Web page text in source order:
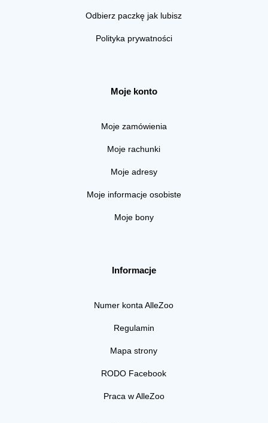
Odbierz paczkę jak lubisz
Polityka prywatności
Moje konto
Moje zamówienia
Moje rachunki
Moje adresy
Moje informacje osobiste
Moje bony
Informacje
Numer konta AlleZoo
Regulamin
Mapa strony
RODO Facebook
Praca w AlleZoo